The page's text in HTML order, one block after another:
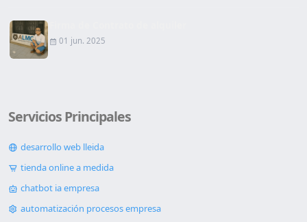
01 jun. 2025
Servicios Principales
desarrollo web lleida
tienda online a medida
chatbot ia empresa
automatización procesos empresa